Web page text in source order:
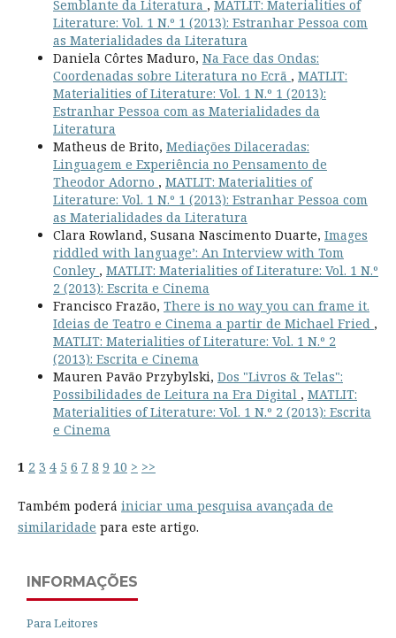
Semblante da Literatura , MATLIT: Materialities of
Literature: Vol. 1 N.º 1 (2013): Estranhar Pessoa com
as Materialidades da Literatura
Daniela Côrtes Maduro, Na Face das Ondas:
Coordenadas sobre Literatura no Ecrã , MATLIT:
Materialities of Literature: Vol. 1 N.º 1 (2013):
Estranhar Pessoa com as Materialidades da
Literatura
Matheus de Brito, Mediações Dilaceradas:
Linguagem e Experiência no Pensamento de
Theodor Adorno , MATLIT: Materialities of
Literature: Vol. 1 N.º 1 (2013): Estranhar Pessoa com
as Materialidades da Literatura
Clara Rowland, Susana Nascimento Duarte, Images
riddled with language’: An Interview with Tom
Conley , MATLIT: Materialities of Literature: Vol. 1 N.º
2 (2013): Escrita e Cinema
Francisco Frazão, There is no way you can frame it.
Ideias de Teatro e Cinema a partir de Michael Fried ,
MATLIT: Materialities of Literature: Vol. 1 N.º 2
(2013): Escrita e Cinema
Mauren Pavão Przybylski, Dos "Livros & Telas":
Possibilidades de Leitura na Era Digital , MATLIT:
Materialities of Literature: Vol. 1 N.º 2 (2013): Escrita
e Cinema
1 2 3 4 5 6 7 8 9 10 > >>
Também poderá iniciar uma pesquisa avançada de
similaridade para este artigo.
INFORMAÇÕES
Para Leitores